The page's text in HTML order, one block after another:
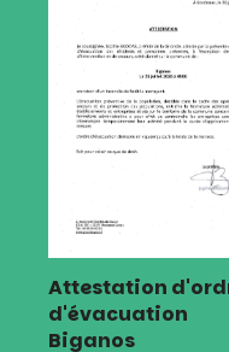
Attestation
d'évacuation
Biganos